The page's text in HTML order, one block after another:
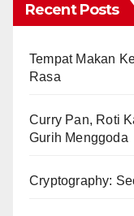
Recent Posts
Tempat Makan
Rasa
Curry Pan, Roti
Gurih Menggoda
Cryptography: